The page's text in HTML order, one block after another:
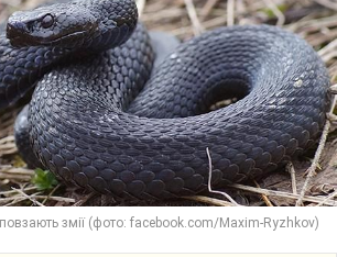
повзають змії (фото: facebook.com/Maxim-Ryzhkov)